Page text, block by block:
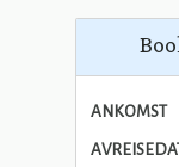
ANKOMST